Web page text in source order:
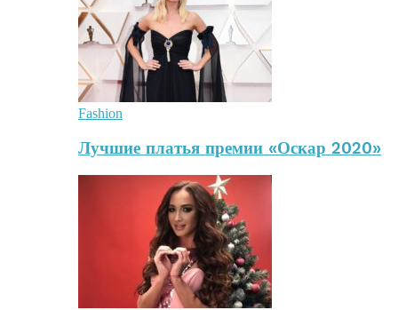
Fashion
Лучшие платья премии «Оскар 2020»